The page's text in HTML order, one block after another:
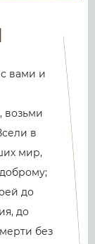
вами и
возьми
в
мир,
до
до
без